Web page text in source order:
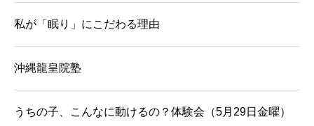
私が「眠り」にこだわる理由
沖縄龍皇院塾
うちの子、こんなに動けるの？体験会（5月29日金曜）